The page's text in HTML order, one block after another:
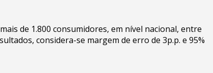
de 1.800 consumidores, em nível nacional, entre
considera-se margem de erro de 3p.p. e 95%